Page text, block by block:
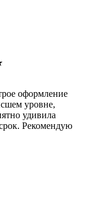
оформление
уровне,
удивила
Рекомендую